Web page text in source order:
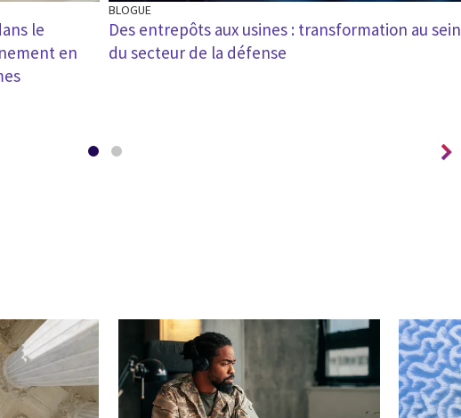
le
en
BLOGUE
Des entrepôts aux usines : transformation au sein
du secteur de la défense